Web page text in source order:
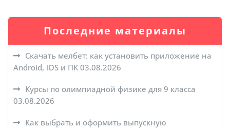
Последние материалы
Скачать мелбет: как установить приложение на
Android, iOS и ПК 03.08.2026
Курсы по олимпиадной физике для 9 класса
03.08.2026
Как выбрать и оформить выпускную